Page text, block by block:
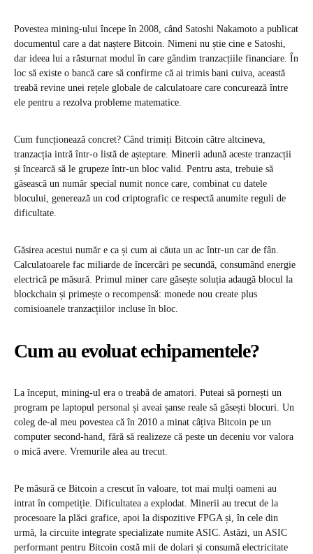
Povestea mining-ului începe în 2008, când Satoshi Nakamoto a publicat
documentul care a dat naștere Bitcoin. Nimeni nu știe cine e Satoshi,
dar ideea lui a răsturnat modul în care gândim tranzacțiile financiare. În
loc să existe o bancă care să confirme că ai trimis bani cuiva, această
treabă revine unei rețele globale de calculatoare care concurează între
ele pentru a rezolva probleme matematice.
Cum funcționează concret? Când trimiți Bitcoin către altcineva,
tranzacția intră într-o listă de așteptare. Minerii adună aceste tranzacții
și încearcă să le grupeze într-un bloc valid. Pentru asta, trebuie să
găsească un număr special numit nonce care, combinat cu datele
blocului, generează un cod criptografic ce respectă anumite reguli de
dificultate.
Găsirea acestui număr e ca și cum ai căuta un ac într-un car de fân.
Calculatoarele fac miliarde de încercări pe secundă, consumând energie
electrică pe măsură. Primul miner care găsește soluția adaugă blocul la
blockchain și primește o recompensă: monede nou create plus
comisioanele tranzacțiilor incluse în bloc.
Cum au evoluat echipamentele?
La început, mining-ul era o treabă de amatori. Puteai să pornești un
program pe laptopul personal și aveai șanse reale să găsești blocuri. Un
coleg de-al meu povestea că în 2010 a minat câțiva Bitcoin pe un
computer second-hand, fără să realizeze că peste un deceniu vor valora
o mică avere. Vremurile alea au trecut.
Pe măsură ce Bitcoin a crescut în valoare, tot mai mulți oameni au
intrat în competiție. Dificultatea a explodat. Minerii au trecut de la
procesoare la plăci grafice, apoi la dispozitive FPGA și, în cele din
urmă, la circuite integrate specializate numite ASIC. Astăzi, un ASIC
performant pentru Bitcoin costă mii de dolari și consumă electricitate